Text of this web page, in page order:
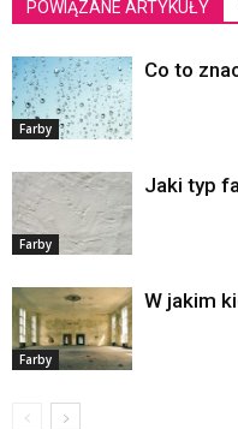
POWIĄZANE ARTYKUŁY
Farby
Co to
Farby
Jaki typ
Farby
W jakim